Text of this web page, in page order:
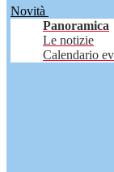
Novità
Panoramica
Le notizie
Calendario